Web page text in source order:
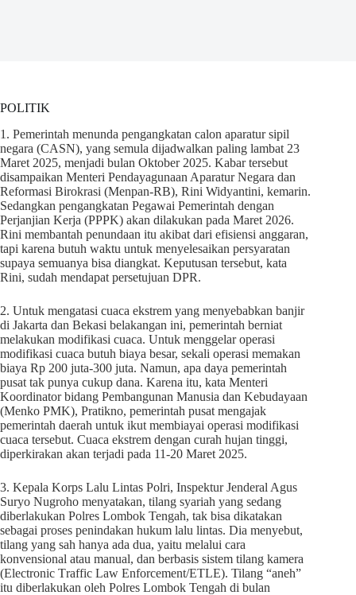
POLITIK
1. Pemerintah menunda pengangkatan calon aparatur sipil
negara (CASN), yang semula dijadwalkan paling lambat 23
Maret 2025, menjadi bulan Oktober 2025. Kabar tersebut
disampaikan Menteri Pendayagunaan Aparatur Negara dan
Reformasi Birokrasi (Menpan-RB), Rini Widyantini, kemarin.
Sedangkan pengangkatan Pegawai Pemerintah dengan
Perjanjian Kerja (PPPK) akan dilakukan pada Maret 2026.
Rini membantah penundaan itu akibat dari efisiensi anggaran,
tapi karena butuh waktu untuk menyelesaikan persyaratan
supaya semuanya bisa diangkat. Keputusan tersebut, kata
Rini, sudah mendapat persetujuan DPR.
2. Untuk mengatasi cuaca ekstrem yang menyebabkan banjir
di Jakarta dan Bekasi belakangan ini, pemerintah berniat
melakukan modifikasi cuaca. Untuk menggelar operasi
modifikasi cuaca butuh biaya besar, sekali operasi memakan
biaya Rp 200 juta-300 juta. Namun, apa daya pemerintah
pusat tak punya cukup dana. Karena itu, kata Menteri
Koordinator bidang Pembangunan Manusia dan Kebudayaan
(Menko PMK), Pratikno, pemerintah pusat mengajak
pemerintah daerah untuk ikut membiayai operasi modifikasi
cuaca tersebut. Cuaca ekstrem dengan curah hujan tinggi,
diperkirakan akan terjadi pada 11-20 Maret 2025.
3. Kepala Korps Lalu Lintas Polri, Inspektur Jenderal Agus
Suryo Nugroho menyatakan, tilang syariah yang sedang
diberlakukan Polres Lombok Tengah, tak bisa dikatakan
sebagai proses penindakan hukum lalu lintas. Dia menyebut,
tilang yang sah hanya ada dua, yaitu melalui cara
konvensional atau manual, dan berbasis sistem tilang kamera
(Electronic Traffic Law Enforcement/ETLE). Tilang “aneh”
itu diberlakukan oleh Polres Lombok Tengah di bulan